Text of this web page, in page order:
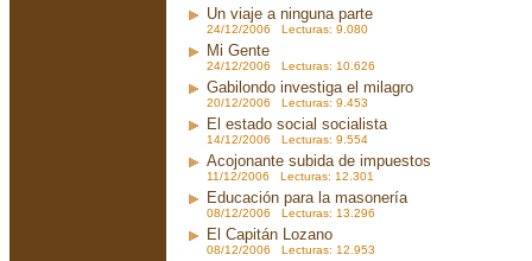
Un viaje a ninguna parte
24/12/2006 Lecturas: 9.080
Mi Gente
24/12/2006 Lecturas: 10.626
Gabilondo investiga el milagro
20/12/2006 Lecturas: 9.453
El estado social socialista
14/12/2006 Lecturas: 9.554
Acojonante subida de impuestos
11/12/2006 Lecturas: 12.301
Educación para la masonería
08/12/2006 Lecturas: 13.296
El Capitán Lozano
08/12/2006 Lecturas: 12.953